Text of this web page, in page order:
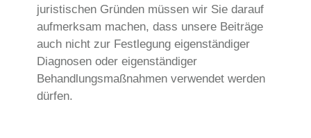
juristischen Gründen müssen wir Sie darauf
aufmerksam machen, dass unsere Beiträge
auch nicht zur Festlegung eigenständiger
Diagnosen oder eigenständiger
Behandlungsmaßnahmen verwendet werden
dürfen.